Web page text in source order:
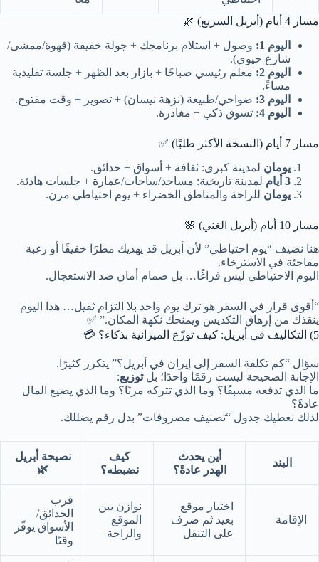
مسار 4 أيام (أبريل السريع) 🌿
اليوم 1:
وصول + استلام برنامجك + جولة خفيفة (قهوة/ممشى/
شارع حيوي).
اليوم 2:
معلم رئيسي صباحًا + بازار بعد الظهر + جلسة تقليدية
مساءً.
اليوم 3:
ضواحي/طبيعة (نزهة نيسان) + تصوير + وقت مفتوح.
اليوم 4:
تسوق ذكي + مغادرة.
مسار 7 أيام (النسخة الأكثر طلبًا) ✅
يومان لمدينة كبرى: ثقافة + أسواق + حدائق.
3 أيام
لمدينة تاريخية: مساجد/ساحات/عمارة + جلسات هادئة.
يومان للراحة والمناطق الخضراء + يوم احتياطي مرن.
مسار 10 أيام (أبريل الغني) 🌸
هنا نضيف “يوم احتياطي” لأن أبريل قد يهديك مطرًا خفيفًا أو رغبة
مفاجئة في الاسترخاء.
اليوم الاحتياطي ليس فراغًا… بل صمام أمان ضد الاستعجال.
“أقوى قرار في السفر هو ترك يوم واحد بلا التزام ثقيل… هذا اليوم
ينقذك من إرهاق التكديس ويمنحك نكهة المكان.” ✅
5) التكاليف في أبريل: كيف توزّع الميزانية بذكاء؟ 💳
سؤال “كم تكلفة السفر إلى إيران في أبريل؟” يتكرر كثيرًا.
الإجابة الصحيحة ليست رقمًا واحدًا؛ بلتوزيع:
ما الذي تدفعه مسبقًا؟ وما الذي تتركه مرنًا؟ وما الذي يضيع المال
عادةً؟
لذلك نعطيك جدول “تصنيف مصروفات” بدل رقم يضللك.
البند
أين يحدث
الهدر عادةً؟
كيف
نضبطه؟
نصيحة أبريل
🌿
الإقامة
اختيار موقع
بعيد ثم صرف
على التنقل
نوازن بين
الموقع
والراحة
قرب
الحدائق/
الأسواق يوفّر
وقتًا